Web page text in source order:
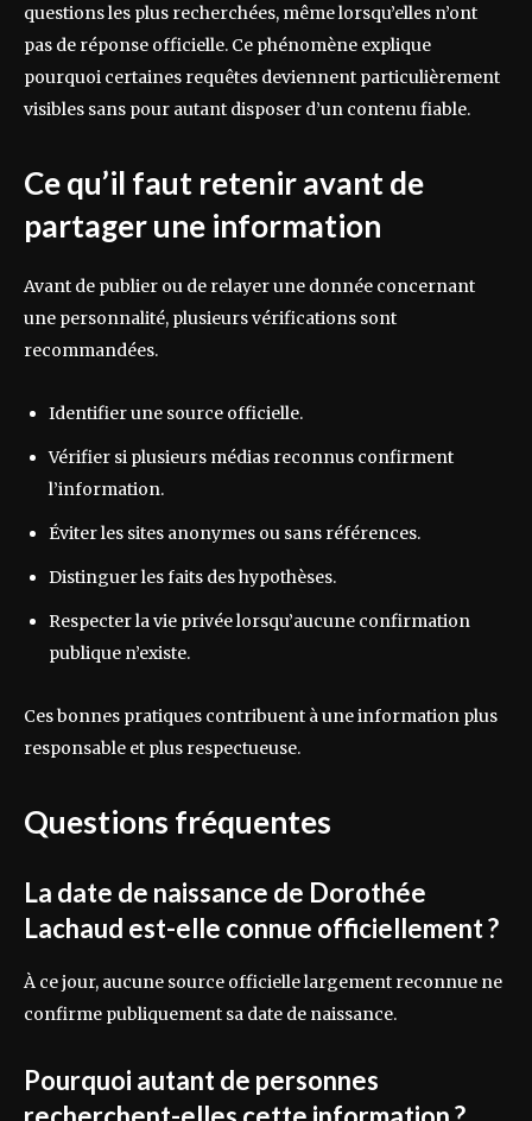
questions les plus recherchées, même lorsqu’elles n’ont
pas de réponse officielle. Ce phénomène explique
pourquoi certaines requêtes deviennent particulièrement
visibles sans pour autant disposer d’un contenu fiable.
Ce qu’il faut retenir avant de
partager une information
Avant de publier ou de relayer une donnée concernant
une personnalité, plusieurs vérifications sont
recommandées.
Identifier une source officielle.
Vérifier si plusieurs médias reconnus confirment
l’information.
Éviter les sites anonymes ou sans références.
Distinguer les faits des hypothèses.
Respecter la vie privée lorsqu’aucune confirmation
publique n’existe.
Ces bonnes pratiques contribuent à une information plus
responsable et plus respectueuse.
Questions fréquentes
La date de naissance de Dorothée
Lachaud est-elle connue officiellement ?
À ce jour, aucune source officielle largement reconnue ne
confirme publiquement sa date de naissance.
Pourquoi autant de personnes